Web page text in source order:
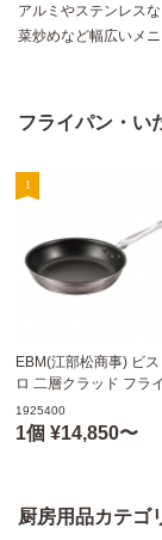
アルミやステンレス
菜炒めなど幅広いメニ
フライパン・い
EBM(江部松商事) ビス
ロ 二層クラッド フラ
ン 30cm(アルミ/ステン)
(φ300xH55mm)
1925400
1925400
1個 ¥14,850〜
厨房用品カテゴ